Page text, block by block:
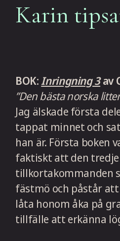
Karin
BOK:Inringning 3av
”Den bästa norska
Jag älskade första
tappat minnet och
han är. Första boken
faktiskt att den
tillkortakommanden
fästmö och påstår att
låta honom åka på
tillfälle att erkänna